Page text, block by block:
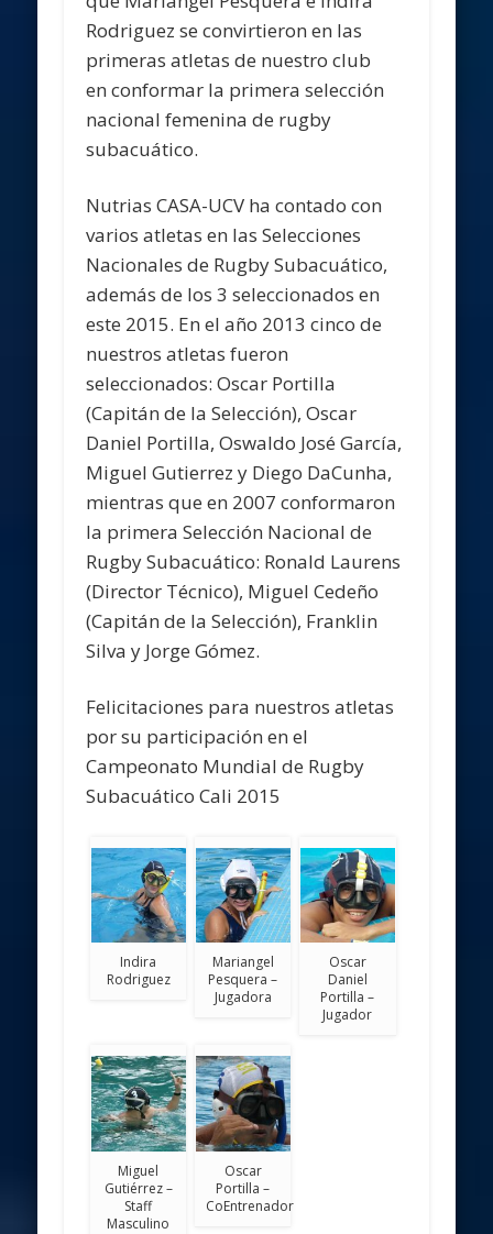
Rodriguez se convirtieron en las
primeras atletas de nuestro club
en conformar la primera selección
nacional femenina de rugby
subacuático.
Nutrias CASA-UCV ha contado con
varios atletas en las Selecciones
Nacionales de Rugby Subacuático,
además de los 3 seleccionados en
este 2015. En el año 2013 cinco de
nuestros atletas fueron
seleccionados: Oscar Portilla
(Capitán de la Selección), Oscar
Daniel Portilla, Oswaldo José García,
Miguel Gutierrez y Diego DaCunha,
mientras que en 2007 conformaron
la primera Selección Nacional de
Rugby Subacuático: Ronald Laurens
(Director Técnico), Miguel Cedeño
(Capitán de la Selección), Franklin
Silva y Jorge Gómez.
Felicitaciones para nuestros atletas
por su participación en el
Campeonato Mundial de Rugby
Subacuático Cali 2015
Indira
Rodriguez
Mariangel
Pesquera –
Jugadora
Oscar
Daniel
Portilla –
Jugador
Miguel
Gutiérrez –
Staff
Masculino
Oscar
Portilla –
CoEntrenador